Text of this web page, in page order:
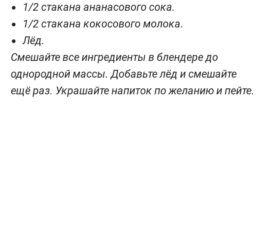
1/2 стакана ананасового сока.
1/2 стакана кокосового молока.
Лёд.
Смешайте все ингредиенты в блендере до
однородной массы. Добавьте лёд и смешайте
ещё раз. Украшайте напиток по желанию и пейте.